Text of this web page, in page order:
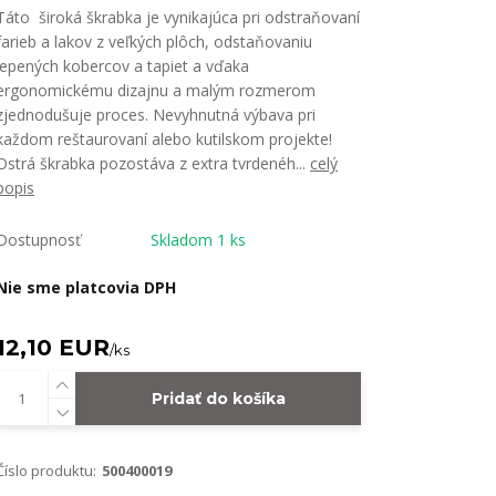
široká škrabka je vynikajúca pri odstraňovaní
a lakov z veľkých plôch, odstaňovaniu
kobercov a tapiet a vďaka
dizajnu a malým rozmerom
proces. Nevyhnutná výbava pri
reštaurovaní alebo kutilskom projekte!
škrabka pozostáva z extra tvrdenéh... celý
Skladom 1 ks
sme platcovia DPH
EUR/ks
Pridať do košíka
produktu: 500400019